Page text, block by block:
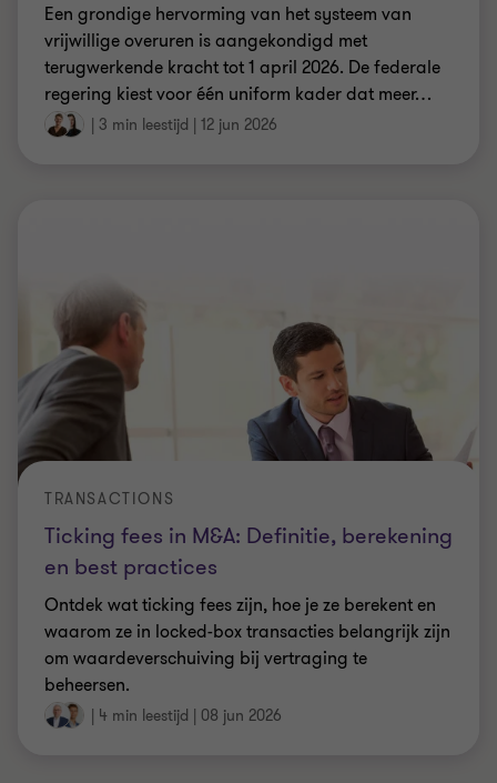
Een grondige hervorming van het systeem van
vrijwillige overuren is aangekondigd met
terugwerkende kracht tot 1 april 2026. De federale
regering kiest voor één uniform kader dat meer…
| 3 min leestijd | 12 jun 2026
Ticking fees in M&A: Definitie, berekening
en best practices
TRANSACTIONS
Ontdek wat ticking fees zijn, hoe je ze berekent en
waarom ze in locked-box transacties belangrijk zijn
om waardeverschuiving bij vertraging te
beheersen.
| 4 min leestijd | 08 jun 2026